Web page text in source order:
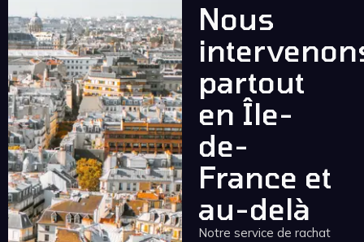
Nous
partout
en Île-
de-
France et
au-delà
Notre service de rachat